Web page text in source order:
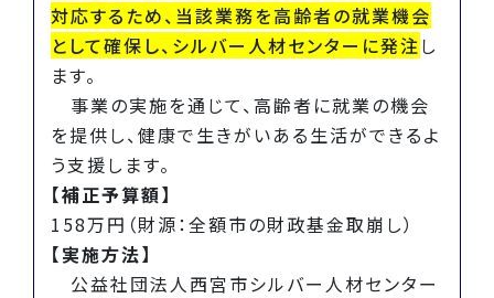
対応するため、当該業務を高齢者の就業機会
として確保し、シルバー人材センターに発注 し
ます。
事業の実施を通じて、高齢者に就業の機会
を提供し、健康で生きがいある生活ができるよ
う支援します。
【補正予算額】
158万円（財源：全額市の財政基金取崩し）
【実施方法】
公益社団法人西宮市シルバー人材センター